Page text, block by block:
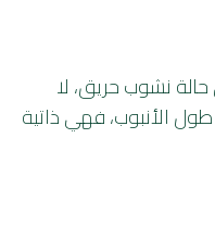
نشوب حريق، لا
الأنبوب، فهي ذاتية